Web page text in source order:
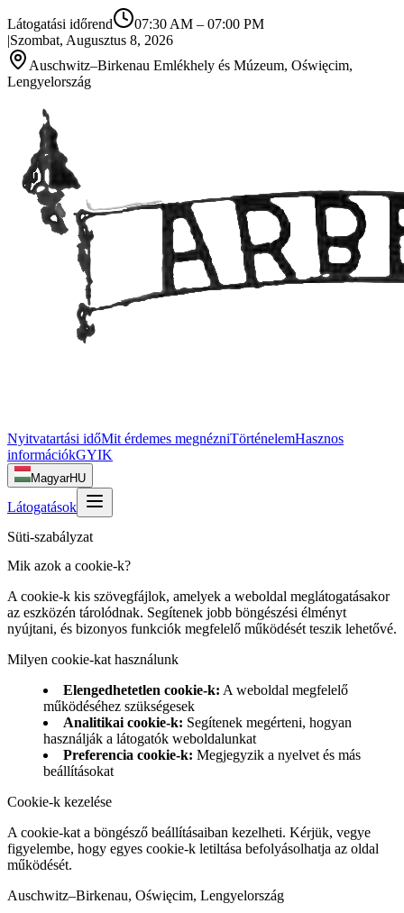
Látogatási időrend 07:30 AM – 07:00 PM
|Szombat, Augusztus 8, 2026
Auschwitz–Birkenau Emlékhely és Múzeum, Oświęcim,
Lengyelország
Nyitvatartási időMit érdemes megnézniTörténelemHasznos
információkGYIK
MagyarHU
Látogatások
Süti-szabályzat
Mik azok a cookie-k?
A cookie-k kis szövegfájlok, amelyek a weboldal meglátogatásakor
az eszközén tárolódnak. Segítenek jobb böngészési élményt
nyújtani, és bizonyos funkciók megfelelő működését teszik lehetővé.
Milyen cookie-kat használunk
Elengedhetetlen cookie-k: A weboldal megfelelő
működéséhez szükségesek
Analitikai cookie-k: Segítenek megérteni, hogyan
használják a látogatók weboldalunkat
Preferencia cookie-k: Megjegyzik a nyelvet és más
beállításokat
Cookie-k kezelése
A cookie-kat a böngésző beállításaiban kezelheti. Kérjük, vegye
figyelembe, hogy egyes cookie-k letiltása befolyásolhatja az oldal
működését.
Auschwitz–Birkenau, Oświęcim, Lengyelország